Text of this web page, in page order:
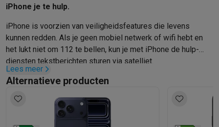
iPhone je te hulp.
iPhone is voorzien van veiligheids­features die levens
kunnen redden. Als je geen mobiel netwerk of wifi hebt en
het lukt niet om 112 te bellen, kun je met iPhone de hulp­
diensten tekst­berichten sturen via satelliet.
Lees meer
Alternatieve producten